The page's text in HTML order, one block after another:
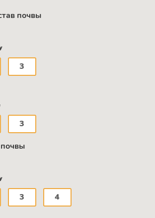
почвы
3
3
3 4